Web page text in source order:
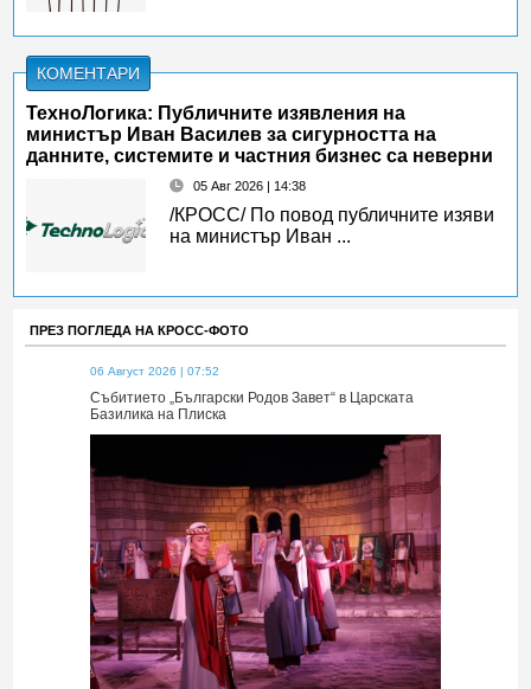
КОМЕНТАРИ
ТехноЛогика: Публичните изявления на
министър Иван Василев за сигурността на
данните, системите и частния бизнес са неверни
05 Авг 2026 | 14:38
/КРОСС/ По повод публичните изяви
на министър Иван ...
ПРЕЗ ПОГЛЕДА НА КРОСС-ФОТО
06 Август 2026 | 07:52
Събитието „Български Родов Завет“ в Царската
Базилика на Плиска